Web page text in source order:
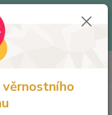
outletu za skvělé ceny!
nad
za0 Kč